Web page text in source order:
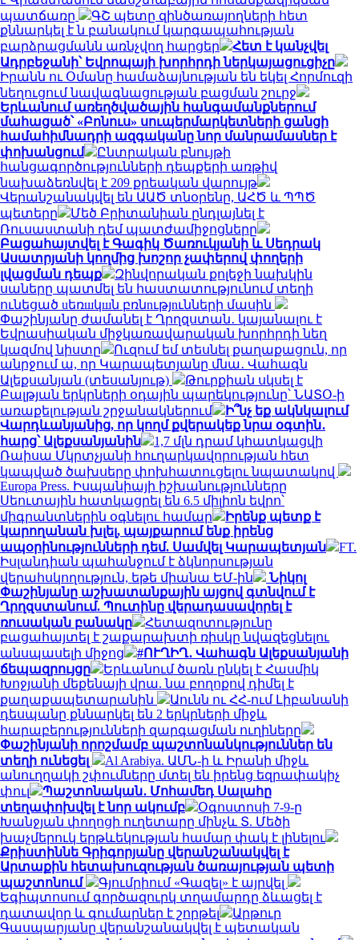
պատճառը
ԳՇ պետը զինծառայողների հետ
քննարկել է ն բանակում կարգապահության
բարձրացմանն առնչվող հարցեր
Հետ է կանչվել
Ադրբեջանի՝ Եվրոպայի խորհրդի ներկայացուցիչը
Իրանն ու Օմանը համաձայնության են եկել Հորմուզի
նեղուցում նավագնացության բացման շուրջ
Երևանում առեղծվածային հանգամանքներում
մահացած՝ «Բոնուս» սուպերմարկետների ցանցի
համահիմնադրի ազգականը նոր մանրամասներ է
փոխանցում
Ընտրական բնույթի
հանցագործությունների դեպքերի առթիվ
նախաձեռնվել է 209 քրեական վարույթ
Վերանշանակվել են ԱԱԾ տնօրենը, ԱՀԾ և ՊՊԾ
պետերը
Մեծ Բրիտանիան ընդլայնել է
Ռուսաստանի դեմ պատժամիջոցները
Բացահայտվել է Գագիկ Ծառուկյանի և Սեդրակ
Ասատրյանի կողմից խոշոր չափերով փողերի
լվացման դեպք
Զինվորական քոլեջի նախկին
սաները պատմել են հաստատությունում տեղի
ունեցած uեռшկшն բռնnւթյnւնների մասին
Փաշինյանը ժամանել է Ղրղզստան․ կայանալու է
Եվրասիական միջկառավարական խորհրդի նեղ
կազմով նիստը
Ուզում եմ տեսնել քաղաքացուն, որ
անրջում ա, որ Կարապետյանը մնա․ Վահագն
Ալեքսանյան (տեսանյութ)
Թուրքիան սկսել է
Բալթյան երկրների օդային պարեկությունը՝ ՆԱՏՕ-ի
առաքելության շրջանակներում
Ի՞նչ եք ակնկալում
Վարդևանյանից, որ կողմ քվերակեք նրա օգտին․
հարց՝ Ալեքսանյանին
1,7 մլն դրամ կհատկացվի
Ռաիսա Մկրտչյանի հուղարկավորության հետ
կապված ծախսերը փոխհատուցելու նպատակով
Europa Press. Իսպանիայի իշխանությունները
Սեուտային հատկացրել են 6.5 միլիոն եվրո՝
միգրանտներին օգնելու համար
Իրենք պետք է
կարողանան խլել, պայքարում ենք իրենց
ապօրինությունների դեմ. Սամվել Կարապետյան
FT.
Իսլանդիան պահանջում է ձկնորսության
վերահսկողություն, եթե միանա ԵՄ-ին
Նիկոլ
Փաշինյանը աշխատանքային այցով գտնվում է
Ղրղզստանում. Պուտինը վերադասավորել է
ռուսական բանակը
Հետազոտությունը
բացահայտել է շաքարախտի ռիսկը նվազեցնելու
անսպասելի միջոց
#ՈՒՂԻՂ․ Վահագն Ալեքսանյանի
ճեպազրույցը
Երևանում ծառն ընկել է Հասմիկ
Խոջյանի մեքենայի վրա. նա բողոքով դիմել է
քաղաքապետարանին
Աունն ու ՀՀ-ում Լիբանանի
դեսպանը քննարկել են 2 երկրների միջև
հարաբերությունների զարգացման ուղիները
Փաշինյանի որոշմամբ պաշտոնանկություններ են
տեղի ունեցել
Al Arabiya. ԱՄՆ-ի և Իրանի միջև
անուղղակի շփումները մտել են իրենց եզրափակիչ
փուլ
Պաշտոնական․ Մոհամեդ Սալահը
տեղափոխվել է նոր ակումբ
Օգոստոսի 7-9-ը
Խանջյան փողոցի ուղետարը մինչև Տ. Մեծի
խաչմերուկ երթևեկության համար փակ է լինելու
Քրիստիննե Գրիգորյանը վերանշանակվել է
Արտաքին հետախուզության ծառայության պետի
պաշտոնում
Գյումրիում «Գազել» է այրվել
Եգիպտոսում գործազուրկ տղամարդը ձևացել է
դատավոր և գումարներ է շորթել
Արթուր
Գասպարյանը վերանշանակվել է պետական